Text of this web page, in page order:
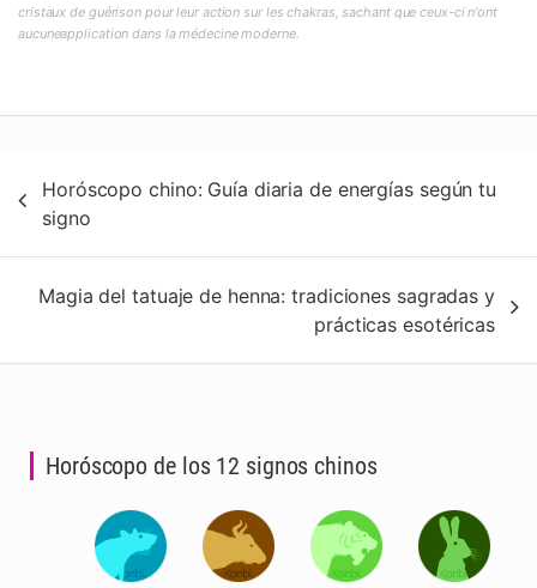
cristaux de guérison pour leur action sur les chakras, sachant que ceux-ci n'ont
aucuneapplication dans la médecine moderne.
de
entradas
Horóscopo chino: Guía diaria de energías según tu
signo
Magia del tatuaje de henna: tradiciones sagradas y
prácticas esotéricas
Horóscopo de los 12 signos chinos